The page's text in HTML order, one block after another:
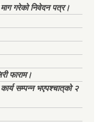
गरेको निवेदन पत्र।
फाराम।
सम्पन्न भएपश्चात्‌को २